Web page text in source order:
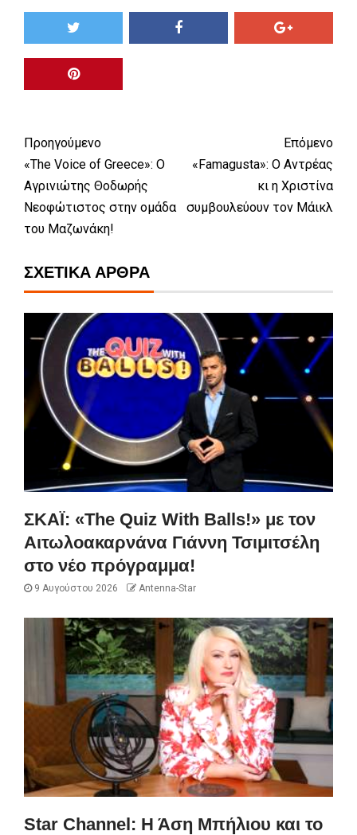
Προηγούμενο
«The Voice of Greece»: Ο
Αγρινιώτης Θοδωρής
Νεοφώτιστος στην ομάδα
του Μαζωνάκη!
Επόμενο
«Famagusta»: Ο Αντρέας
κι η Χριστίνα
συμβουλεύουν τον Μάικλ
ΣΧΕΤΙΚΆ ΆΡΘΡΑ
ΣΚΑΪ: «The Quiz With Balls!» με τον
Αιτωλοακαρνάνα Γιάννη Τσιμιτσέλη
στο νέο πρόγραμμα!
9 Αυγούστου 2026 Antenna-Star
Star Channel: Η Άση Μπήλιου και το